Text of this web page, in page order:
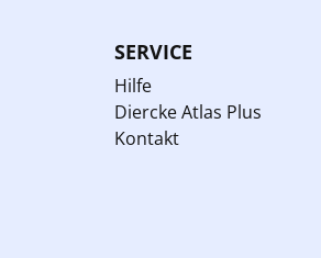
SERVICE
Hilfe
Diercke Atlas Plus
Kontakt